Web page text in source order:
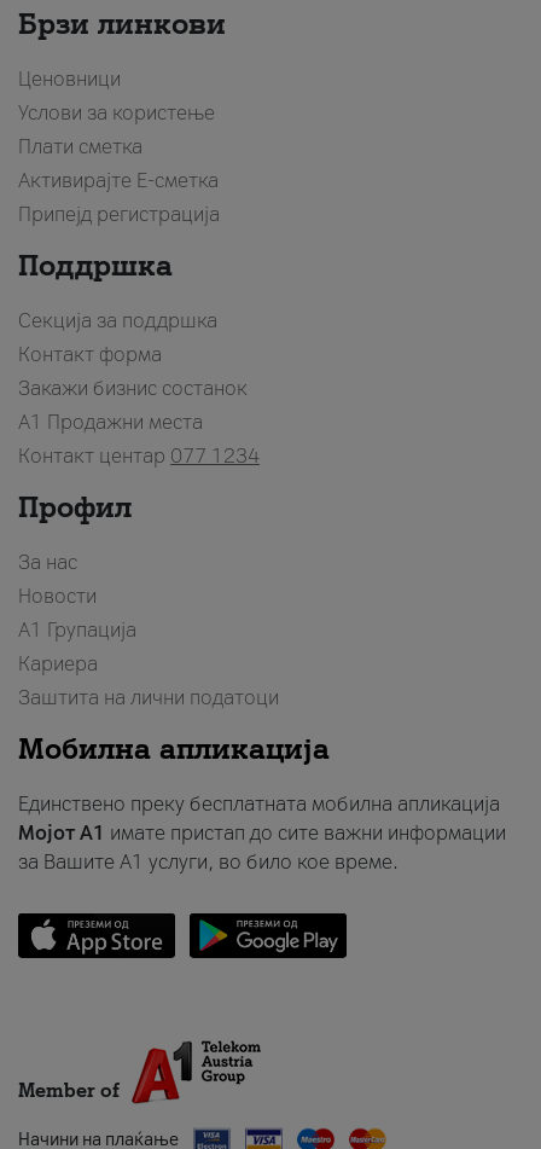
Брзи линкови
Ценовници
Услови за користење
Плати сметка
Активирајте Е-сметка
Припејд регистрација
Поддршка
Секција за поддршка
Контакт форма
Закажи бизнис состанок
A1 Продажни места
Контакт центар 077 1234
Профил
За нас
Новости
А1 Групација
Кариера
Заштита на лични податоци
Мобилна апликација
Единствено преку бесплатната мобилна апликација
Мојот A1 имате пристап до сите важни информации
за Вашите A1 услуги, во било кое време.
Member of
Начини на плаќање